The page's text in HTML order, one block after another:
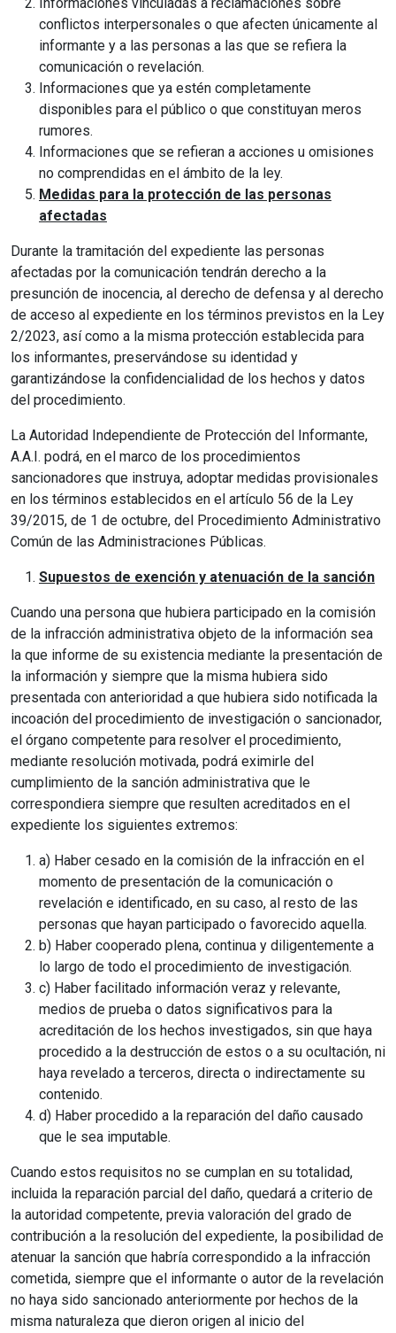
conflictos interpersonales o que afecten únicamente al
informante y a las personas a las que se refiera la
comunicación o revelación.
Informaciones que ya estén completamente
disponibles para el público o que constituyan meros
rumores.
Informaciones que se refieran a acciones u omisiones
no comprendidas en el ámbito de la ley.
Medidas para la protección de las personas
afectadas
Durante la tramitación del expediente las personas
afectadas por la comunicación tendrán derecho a la
presunción de inocencia, al derecho de defensa y al derecho
de acceso al expediente en los términos previstos en la Ley
2/2023, así como a la misma protección establecida para
los informantes, preservándose su identidad y
garantizándose la confidencialidad de los hechos y datos
del procedimiento.
La Autoridad Independiente de Protección del Informante,
A.A.I. podrá, en el marco de los procedimientos
sancionadores que instruya, adoptar medidas provisionales
en los términos establecidos en el artículo 56 de la Ley
39/2015, de 1 de octubre, del Procedimiento Administrativo
Común de las Administraciones Públicas.
Supuestos de exención y atenuación de la sanción
Cuando una persona que hubiera participado en la comisión
de la infracción administrativa objeto de la información sea
la que informe de su existencia mediante la presentación de
la información y siempre que la misma hubiera sido
presentada con anterioridad a que hubiera sido notificada la
incoación del procedimiento de investigación o sancionador,
el órgano competente para resolver el procedimiento,
mediante resolución motivada, podrá eximirle del
cumplimiento de la sanción administrativa que le
correspondiera siempre que resulten acreditados en el
expediente los siguientes extremos:
a) Haber cesado en la comisión de la infracción en el
momento de presentación de la comunicación o
revelación e identificado, en su caso, al resto de las
personas que hayan participado o favorecido aquella.
b) Haber cooperado plena, continua y diligentemente a
lo largo de todo el procedimiento de investigación.
c) Haber facilitado información veraz y relevante,
medios de prueba o datos significativos para la
acreditación de los hechos investigados, sin que haya
procedido a la destrucción de estos o a su ocultación, ni
haya revelado a terceros, directa o indirectamente su
contenido.
d) Haber procedido a la reparación del daño causado
que le sea imputable.
Cuando estos requisitos no se cumplan en su totalidad,
incluida la reparación parcial del daño, quedará a criterio de
la autoridad competente, previa valoración del grado de
contribución a la resolución del expediente, la posibilidad de
atenuar la sanción que habría correspondido a la infracción
cometida, siempre que el informante o autor de la revelación
no haya sido sancionado anteriormente por hechos de la
misma naturaleza que dieron origen al inicio del